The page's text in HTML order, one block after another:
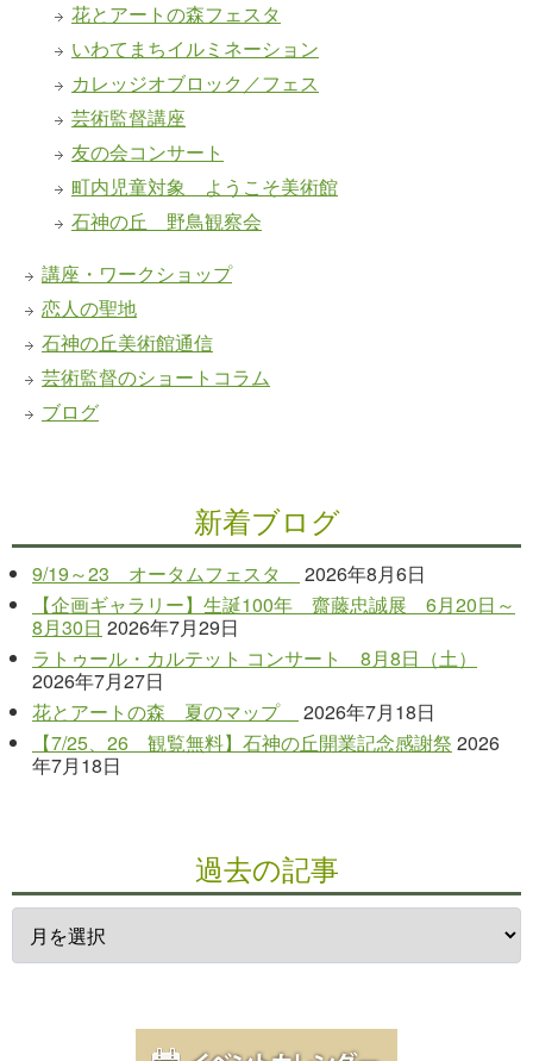
花とアートの森フェスタ
いわてまちイルミネーション
カレッジオブロック／フェス
芸術監督講座
友の会コンサート
町内児童対象 ようこそ美術館
石神の丘 野鳥観察会
講座・ワークショップ
恋人の聖地
石神の丘美術館通信
芸術監督のショートコラム
ブログ
新着ブログ
9/19～23 オータムフェスタ
2026年8月6日
【企画ギャラリー】生誕100年 齋藤忠誠展 6月20日～
8月30日 2026年7月29日
ラトゥール・カルテット コンサート 8月8日（土）
2026年7月27日
花とアートの森 夏のマップ
2026年7月18日
【7/25、26 観覧無料】石神の丘開業記念感謝祭 2026
年7月18日
過去の記事